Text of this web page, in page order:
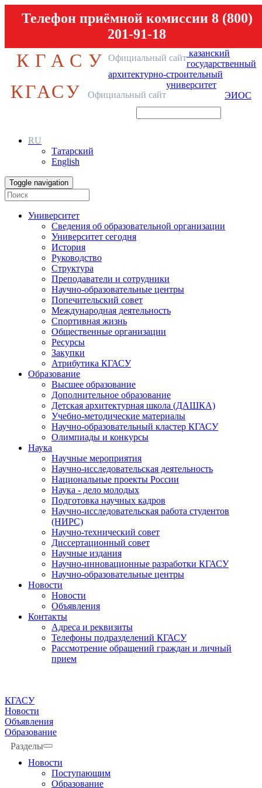
Телефон приёмной комиссии 8 (800)
201-91-18
КГАСУ Официальный сайт казанский
государственный
архитектурно-строительный
университет
КГАСУ Официальный сайт ЭИОС
RU
Татарский
English
Toggle navigation
Университет
Сведения об образовательной организации
Университет сегодня
История
Руководство
Структура
Преподаватели и сотрудники
Научно-образовательные центры
Попечительский совет
Международная деятельность
Спортивная жизнь
Общественные организации
Ресурсы
Закупки
Атрибутика КГАСУ
Образование
Высшее образование
Дополнительное образование
Детская архитектурная школа (ДАШКА)
Учебно-методические материалы
Научно-образовательный кластер КГАСУ
Олимпиады и конкурсы
Наука
Научные мероприятия
Научно-исследовательская деятельность
Национальные проекты России
Наука - дело молодых
Подготовка научных кадров
Научно-исследовательская работа студентов
(НИРС)
Научно-технический совет
Диссертационный совет
Научные издания
Научно-инновационные разработки КГАСУ
Научно-образовательные центры
Новости
Новости
Объявления
Контакты
Адреса и реквизиты
Телефоны подразделений КГАСУ
Рассмотрение обращений граждан и личный
прием
КГАСУ
Новости
Объявления
Образование
Разделы
Новости
Поступающим
Образование